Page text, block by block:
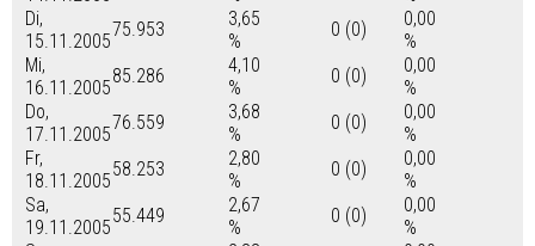
Di,
15.11.2005
75.953
3,65
%
0 (0)
0,00
%
Mi,
16.11.2005
85.286
4,10
%
0 (0)
0,00
%
Do,
17.11.2005
76.559
3,68
%
0 (0)
0,00
%
Fr,
18.11.2005
58.253
2,80
%
0 (0)
0,00
%
Sa,
19.11.2005
55.449
2,67
%
0 (0)
0,00
%